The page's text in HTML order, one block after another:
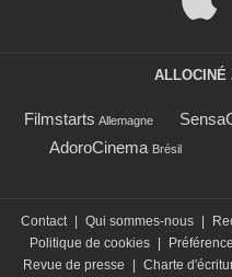
ALLOCINÉ
Filmstarts Allemagne
AdoroCinema Brésil
Contact | Qui sommes-nous |
Politique de cookies |
Revue de presse
| Charte